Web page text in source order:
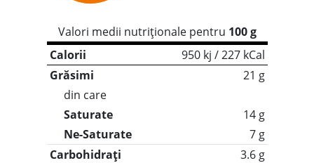
Valori medii nutriționale pentru 100 g
Calorii
950 kj / 227 kCal
Grăsimi
21 g
din care
Saturate
14 g
Ne-Saturate
7 g
Carbohidrați
3.6 g